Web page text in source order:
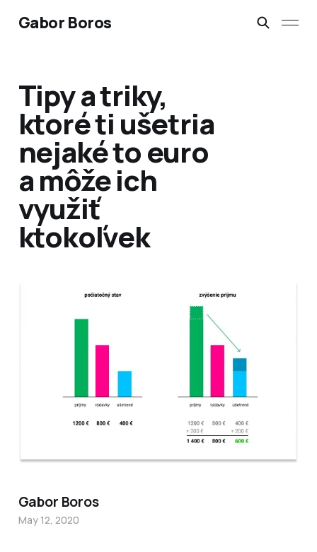
Gabor Boros
Tipy a triky,
ktoré ti ušetria
nejaké to euro
a môže ich
využiť
ktokoľvek
Gabor Boros
May 12, 2020